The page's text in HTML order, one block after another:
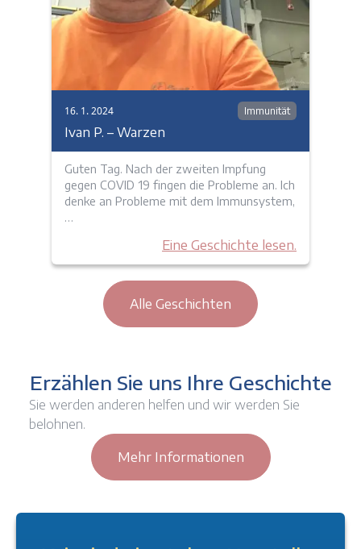
16. 1. 2024 Immunität
Ivan P. – Warzen
Guten Tag. Nach der zweiten Impfung
gegen COVID 19 fingen die Probleme an. Ich
denke an Probleme mit dem Immunsystem,
…
Eine Geschichte lesen.
Alle Geschichten
Erzählen Sie uns Ihre Geschichte
Sie werden anderen helfen und wir werden Sie
belohnen.
Mehr Informationen